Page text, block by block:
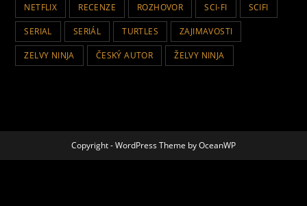
NETFLIX RECENZE ROZHOVOR SCI-FI SCIFI
SERIAL SERIÁL TURTLES ZAJIMAVOSTI
ZELVY NINJA ČESKÝ AUTOR ŽELVY NINJA
Copyright - WordPress Theme by OceanWP